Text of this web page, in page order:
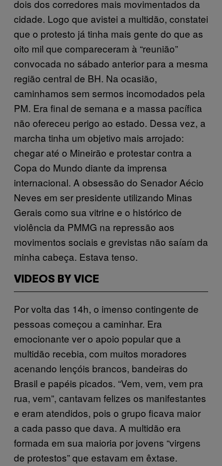
dois dos corredores mais movimentados da
cidade. Logo que avistei a multidão, constatei
que o protesto já tinha mais gente do que as
oito mil que compareceram à “reunião”
convocada no sábado anterior para a mesma
região central de BH. Na ocasião,
caminhamos sem sermos incomodados pela
PM. Era final de semana e a massa pacífica
não ofereceu perigo ao estado. Dessa vez, a
marcha tinha um objetivo mais arrojado:
chegar até o Mineirão e protestar contra a
Copa do Mundo diante da imprensa
internacional. A obsessão do Senador Aécio
Neves em ser presidente utilizando Minas
Gerais como sua vitrine e o histórico de
violência da PMMG na repressão aos
movimentos sociais e grevistas não saíam da
minha cabeça. Estava tenso.
VIDEOS BY VICE
Por volta das 14h, o imenso contingente de
pessoas começou a caminhar. Era
emocionante ver o apoio popular que a
multidão recebia, com muitos moradores
acenando lençóis brancos, bandeiras do
Brasil e papéis picados. “Vem, vem, vem pra
rua, vem”, cantavam felizes os manifestantes
e eram atendidos, pois o grupo ficava maior
a cada passo que dava. A multidão era
formada em sua maioria por jovens “virgens
de protestos” que estavam em êxtase.